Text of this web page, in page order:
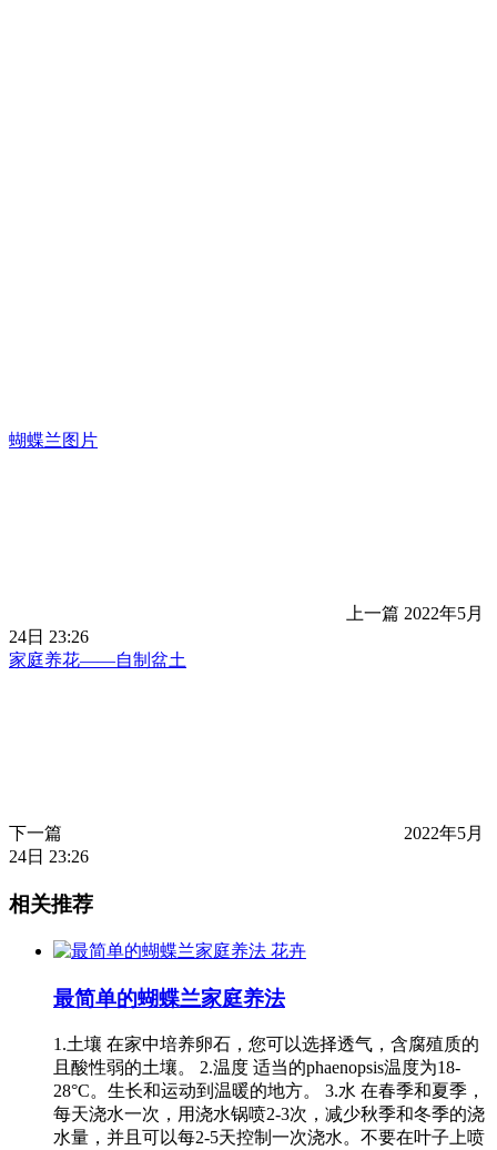
蝴蝶兰图片
上一篇 2022年5月
24日 23:26
家庭养花——自制盆土
下一篇
2022年5月
24日 23:26
相关推荐
花卉
最简单的蝴蝶兰家庭养法
1.土壤 在家中培养卵石，您可以选择透气，含腐殖质的
且酸性弱的土壤。 2.温度 适当的phaenopsis温度为18-
28°C。生长和运动到温暖的地方。 3.水 在春季和夏季，
每天浇水一次，用浇水锅喷2-3次，减少秋季和冬季的浇
水量，并且可以每2-5天控制一次浇水。不要在叶子上喷